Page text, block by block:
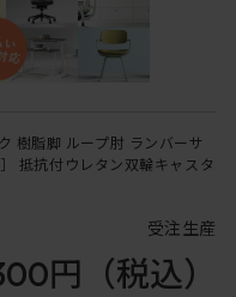
樹脂脚 ループ肘 ランバーサ
抵抗付ウレタン双輪キャスタ
受注生産
円 （税込）